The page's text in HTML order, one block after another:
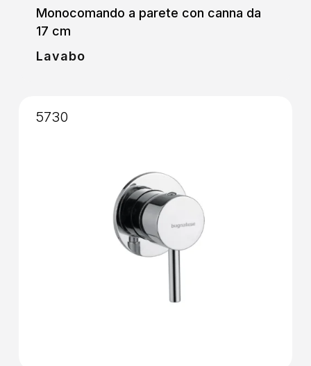
Monocomando a parete con canna da
17 cm
Lavabo
5730